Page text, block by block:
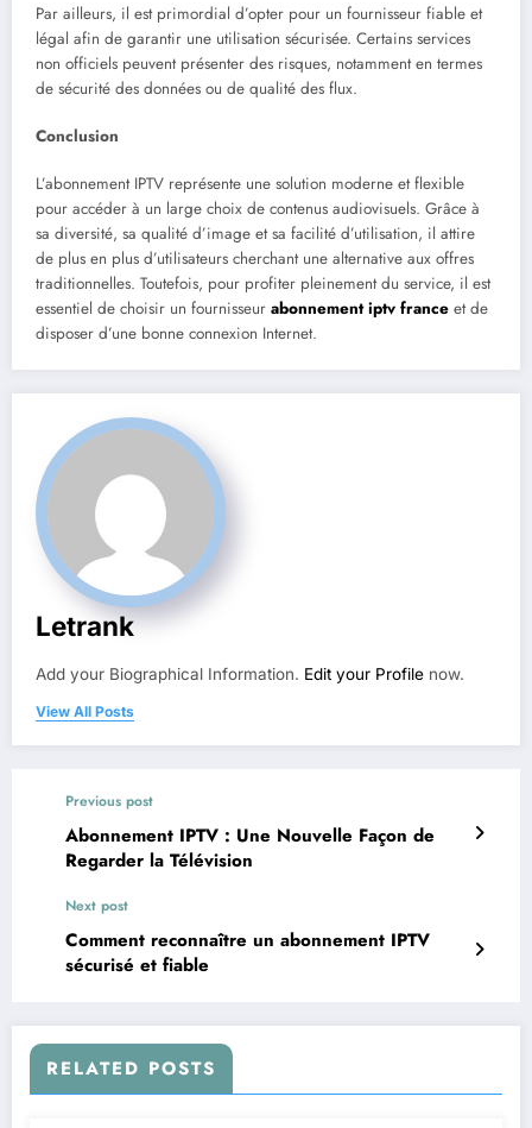
Par ailleurs, il est primordial d’opter pour un fournisseur fiable et
légal afin de garantir une utilisation sécurisée. Certains services
non officiels peuvent présenter des risques, notamment en termes
de sécurité des données ou de qualité des flux.
Conclusion
L’abonnement IPTV représente une solution moderne et flexible
pour accéder à un large choix de contenus audiovisuels. Grâce à
sa diversité, sa qualité d’image et sa facilité d’utilisation, il attire
de plus en plus d’utilisateurs cherchant une alternative aux offres
traditionnelles. Toutefois, pour profiter pleinement du service, il est
essentiel de choisir un fournisseur abonnement iptv france et de
disposer d’une bonne connexion Internet.
Letrank
Add your Biographical Information. Edit your Profile now.
View All Posts
Previous post
Abonnement IPTV : Une Nouvelle Façon de
Regarder la Télévision
Next post
Comment reconnaître un abonnement IPTV
sécurisé et fiable
RELATED POSTS